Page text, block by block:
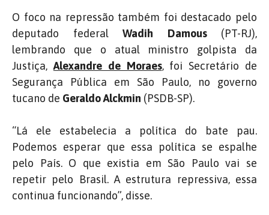
O foco na repressão também foi destacado pelo
deputado federal Wadih Damous(PT-RJ),
lembrando que o atual ministro golpista da
Justiça,Alexandre de Moraes, foi Secretário de
Segurança Pública em São Paulo, no governo
tucano de Geraldo Alckmin (PSDB-SP).
“Lá ele estabelecia a política do bate pau.
Podemos esperar que essa política se espalhe
pelo País. O que existia em São Paulo vai se
repetir pelo Brasil. A estrutura repressiva, essa
continua funcionando”, disse.